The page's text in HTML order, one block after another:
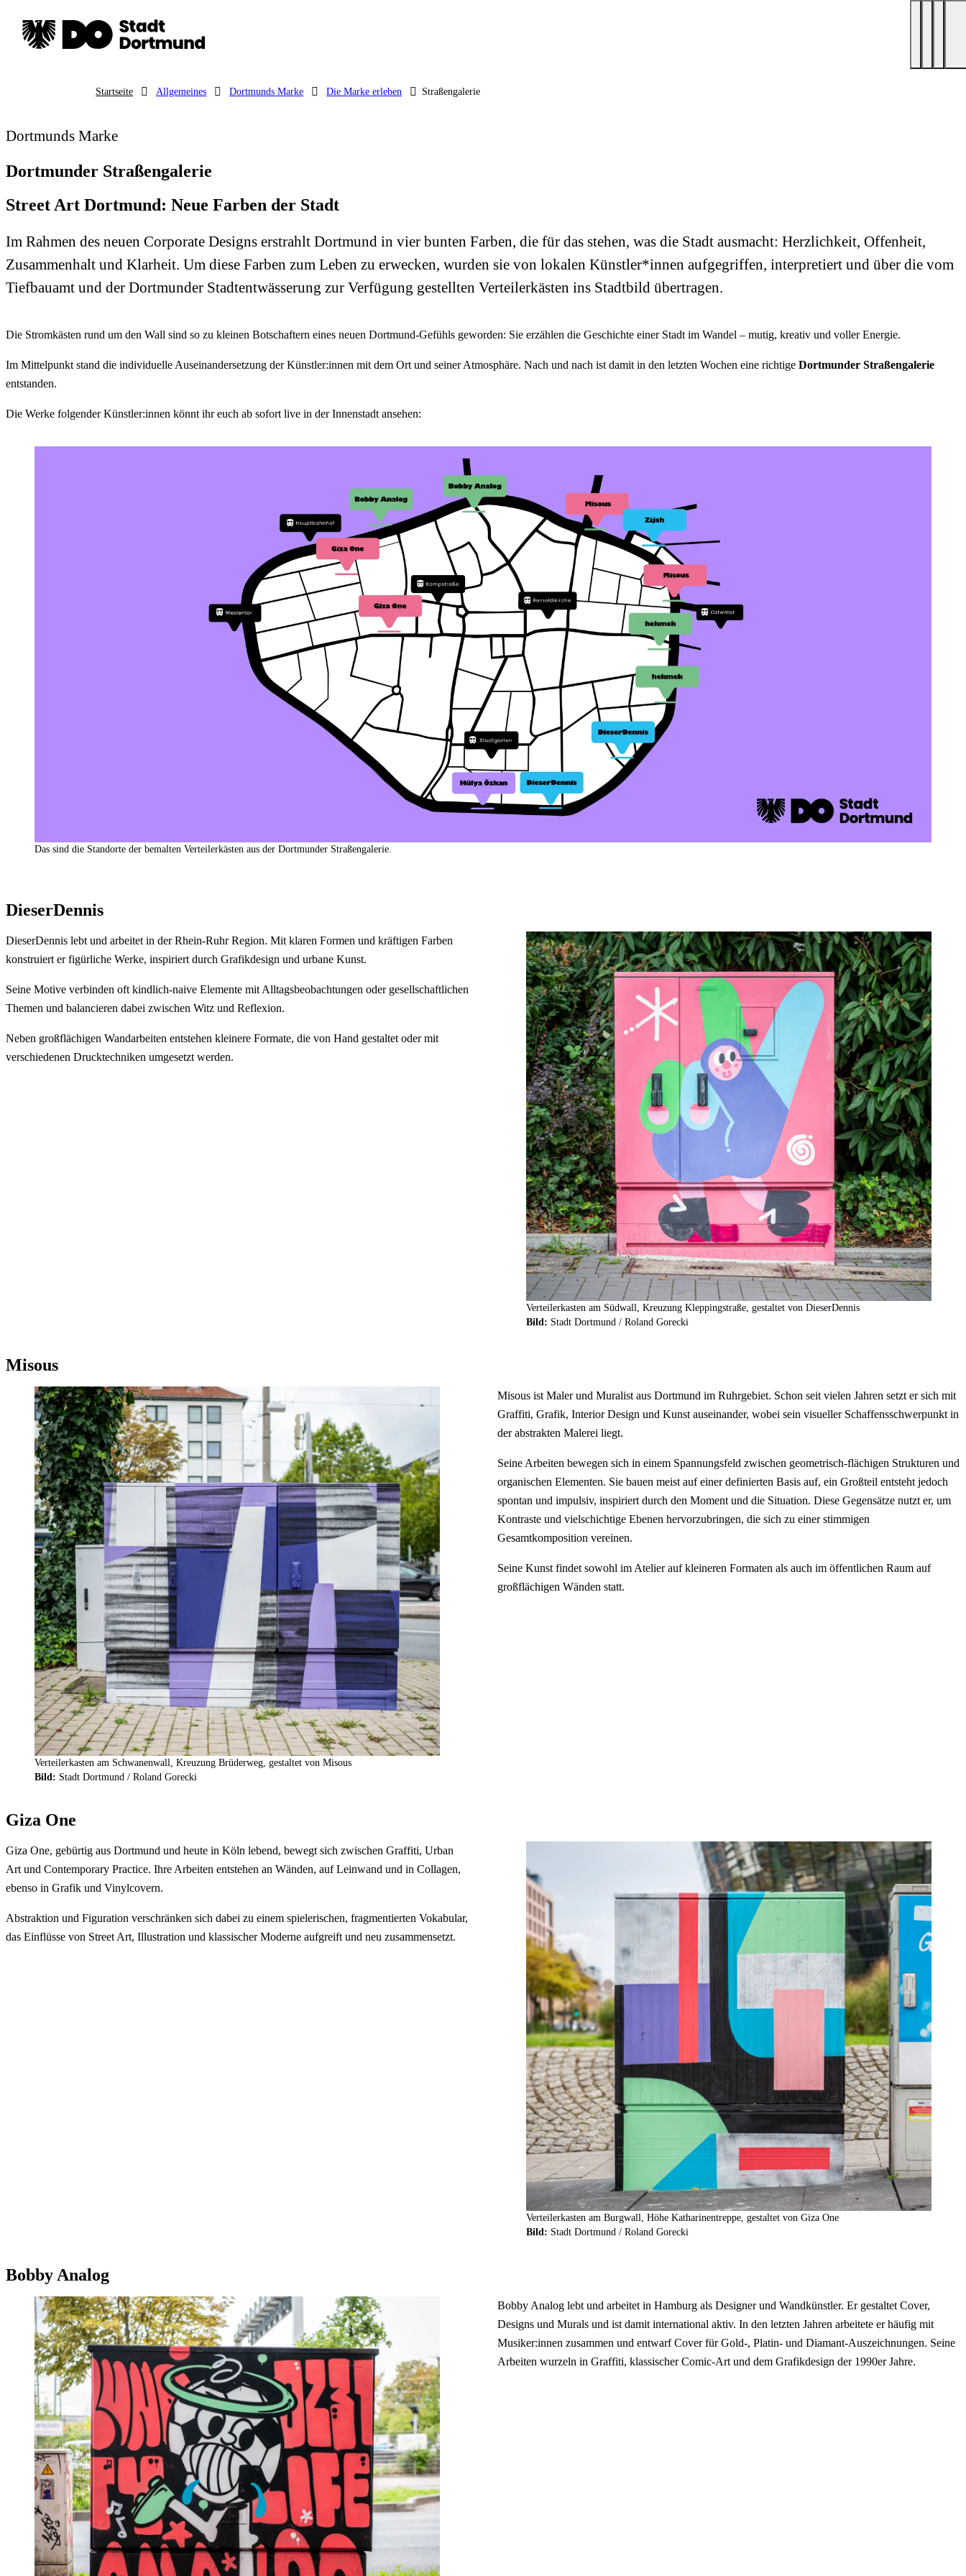
Startseite Allgemeines Dortmunds Marke Die Marke erleben Straßengalerie
Dortmunds Marke
Dortmunder Straßengalerie
Street Art Dortmund: Neue Farben der Stadt
Im Rahmen des neuen Corporate Designs erstrahlt Dortmund in vier bunten Farben, die für das stehen, was die Stadt ausmacht: Herzlichkeit, Offenheit,
Zusammenhalt und Klarheit. Um diese Farben zum Leben zu erwecken, wurden sie von lokalen Künstler*innen aufgegriffen, interpretiert und über die vom
Tiefbauamt und der Dortmunder Stadtentwässerung zur Verfügung gestellten Verteilerkästen ins Stadtbild übertragen.
Die Stromkästen rund um den Wall sind so zu kleinen Botschaftern eines neuen Dortmund-Gefühls geworden: Sie erzählen die Geschichte einer Stadt im Wandel – mutig, kreativ und voller Energie.
Im Mittelpunkt stand die individuelle Auseinandersetzung der Künstler:innen mit dem Ort und seiner Atmosphäre. Nach und nach ist damit in den letzten Wochen eine richtige Dortmunder Straßengalerie
entstanden.
Die Werke folgender Künstler:innen könnt ihr euch ab sofort live in der Innenstadt ansehen:
Das sind die Standorte der bemalten Verteilerkästen aus der Dortmunder Straßengalerie.
DieserDennis
Verteilerkasten am Südwall, Kreuzung Kleppingstraße, gestaltet von DieserDennis
Bild: Stadt Dortmund / Roland Gorecki
DieserDennis lebt und arbeitet in der Rhein-Ruhr Region. Mit klaren Formen und kräftigen Farben
konstruiert er figürliche Werke, inspiriert durch Grafikdesign und urbane Kunst.
Seine Motive verbinden oft kindlich-naive Elemente mit Alltagsbeobachtungen oder gesellschaftlichen
Themen und balancieren dabei zwischen Witz und Reflexion.
Neben großflächigen Wandarbeiten entstehen kleinere Formate, die von Hand gestaltet oder mit
verschiedenen Drucktechniken umgesetzt werden.
Misous
Verteilerkasten am Schwanenwall, Kreuzung Brüderweg, gestaltet von Misous
Bild: Stadt Dortmund / Roland Gorecki
Misous ist Maler und Muralist aus Dortmund im Ruhrgebiet. Schon seit vielen Jahren setzt er sich mit
Graffiti, Grafik, Interior Design und Kunst auseinander, wobei sein visueller Schaffensschwerpunkt in
der abstrakten Malerei liegt.
Seine Arbeiten bewegen sich in einem Spannungsfeld zwischen geometrisch-flächigen Strukturen und
organischen Elementen. Sie bauen meist auf einer definierten Basis auf, ein Großteil entsteht jedoch
spontan und impulsiv, inspiriert durch den Moment und die Situation. Diese Gegensätze nutzt er, um
Kontraste und vielschichtige Ebenen hervorzubringen, die sich zu einer stimmigen
Gesamtkomposition vereinen.
Seine Kunst findet sowohl im Atelier auf kleineren Formaten als auch im öffentlichen Raum auf
großflächigen Wänden statt.
Giza One
Verteilerkasten am Burgwall, Höhe Katharinentreppe, gestaltet von Giza One
Bild: Stadt Dortmund / Roland Gorecki
Giza One, gebürtig aus Dortmund und heute in Köln lebend, bewegt sich zwischen Graffiti, Urban
Art und Contemporary Practice. Ihre Arbeiten entstehen an Wänden, auf Leinwand und in Collagen,
ebenso in Grafik und Vinylcovern.
Abstraktion und Figuration verschränken sich dabei zu einem spielerischen, fragmentierten Vokabular,
das Einflüsse von Street Art, Illustration und klassischer Moderne aufgreift und neu zusammensetzt.
Bobby Analog
Bobby Analog lebt und arbeitet in Hamburg als Designer und Wandkünstler. Er gestaltet Cover,
Designs und Murals und ist damit international aktiv. In den letzten Jahren arbeitete er häufig mit
Musiker:innen zusammen und entwarf Cover für Gold-, Platin- und Diamant-Auszeichnungen. Seine
Arbeiten wurzeln in Graffiti, klassischer Comic-Art und dem Grafikdesign der 1990er Jahre.